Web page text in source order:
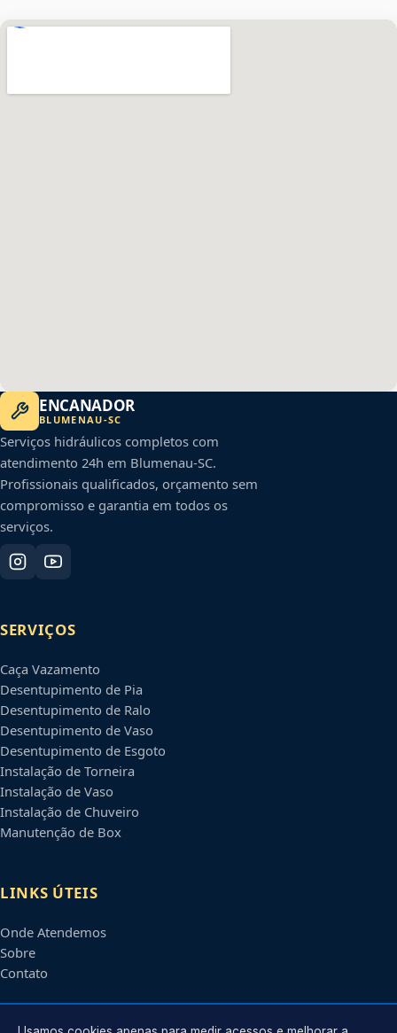
ENCANADOR
BLUMENAU-SC
Serviços hidráulicos completos com
atendimento 24h em Blumenau-SC.
Profissionais qualificados, orçamento sem
compromisso e garantia em todos os
serviços.
SERVIÇOS
Caça Vazamento
Desentupimento de Pia
Desentupimento de Ralo
Desentupimento de Vaso
Desentupimento de Esgoto
Instalação de Torneira
Instalação de Vaso
Instalação de Chuveiro
Manutenção de Box
LINKS ÚTEIS
Onde Atendemos
Sobre
Contato